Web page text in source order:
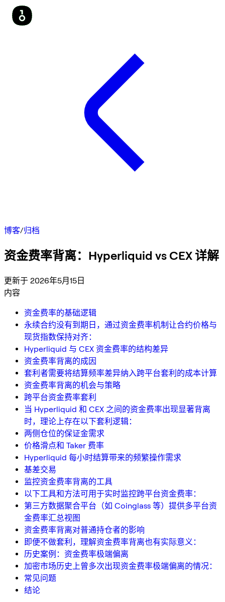
博客/归档
资金费率背离：Hyperliquid vs CEX 详解
更新于 2026年5月15日
内容
资金费率的基础逻辑
永续合约没有到期日，通过资金费率机制让合约价格与
现货指数保持对齐：
Hyperliquid 与 CEX 资金费率的结构差异
资金费率背离的成因
套利者需要将结算频率差异纳入跨平台套利的成本计算
资金费率背离的机会与策略
跨平台资金费率套利
当 Hyperliquid 和 CEX 之间的资金费率出现显著背离
时，理论上存在以下套利逻辑：
两侧仓位的保证金需求
价格滑点和 Taker 费率
Hyperliquid 每小时结算带来的频繁操作需求
基差交易
监控资金费率背离的工具
以下工具和方法可用于实时监控跨平台资金费率：
第三方数据聚合平台（如 Coinglass 等）提供多平台资
金费率汇总视图
资金费率背离对普通持仓者的影响
即便不做套利，理解资金费率背离也有实际意义：
历史案例：资金费率极端偏离
加密市场历史上曾多次出现资金费率极端偏离的情况：
常见问题
结论